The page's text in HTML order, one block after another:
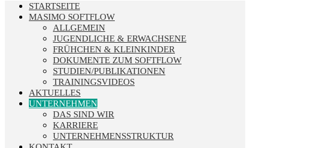
STARTSEITE
MASIMO SOFTFLOW
ALLGEMEIN
JUGENDLICHE & ERWACHSENE
FRÜHCHEN & KLEINKINDER
DOKUMENTE ZUM SOFTFLOW
STUDIEN/PUBLIKATIONEN
TRAININGSVIDEOS
AKTUELLES
UNTERNEHMEN
DAS SIND WIR
KARRIERE
UNTERNEHMENSSTRUKTUR